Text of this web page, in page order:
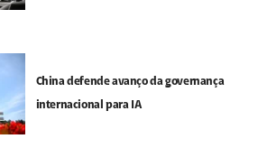
China defende avanço da governança
internacional para IA